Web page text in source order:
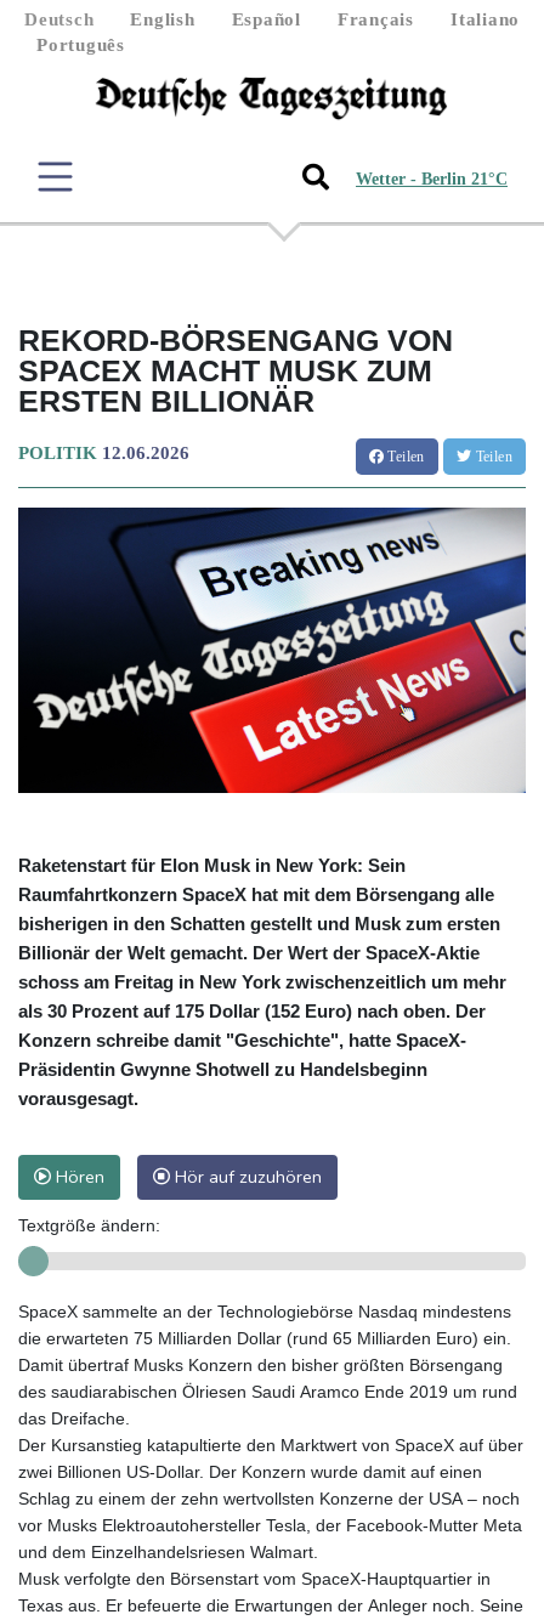
Deutsch English Español Français
Italiano
Português
Wetter - Berlin 21°C
REKORD-BÖRSENGANG VON
SPACEX MACHT MUSK ZUM
ERSTEN BILLIONÄR
POLITIK 12.06.2026 Teilen Teilen
Raketenstart für Elon Musk in New York: Sein
Raumfahrtkonzern SpaceX hat mit dem Börsengang alle
bisherigen in den Schatten gestellt und Musk zum ersten
Billionär der Welt gemacht. Der Wert der SpaceX-Aktie
schoss am Freitag in New York zwischenzeitlich um mehr
als 30 Prozent auf 175 Dollar (152 Euro) nach oben. Der
Konzern schreibe damit "Geschichte", hatte SpaceX-
Präsidentin Gwynne Shotwell zu Handelsbeginn
vorausgesagt.
Hören Hör auf zuzuhören
Textgröße ändern:
SpaceX sammelte an der Technologiebörse Nasdaq mindestens
die erwarteten 75 Milliarden Dollar (rund 65 Milliarden Euro) ein.
Damit übertraf Musks Konzern den bisher größten Börsengang
des saudiarabischen Ölriesen Saudi Aramco Ende 2019 um rund
das Dreifache.
Der Kursanstieg katapultierte den Marktwert von SpaceX auf über
zwei Billionen US‑Dollar. Der Konzern wurde damit auf einen
Schlag zu einem der zehn wertvollsten Konzerne der USA – noch
vor Musks Elektroautohersteller Tesla, der Facebook-Mutter Meta
und dem Einzelhandelsriesen Walmart.
Musk verfolgte den Börsenstart vom SpaceX-Hauptquartier in
Texas aus. Er befeuerte die Erwartungen der Anleger noch. Seine